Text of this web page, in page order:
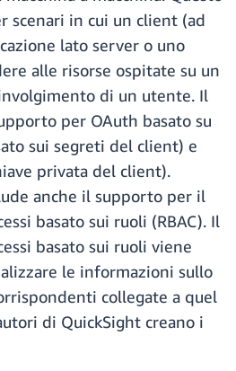
scenari in cui un client (ad
lato server o uno
alle risorse ospitate su un
di un utente. Il
per OAuth basato su
sui segreti del client) e
privata del client).
anche il supporto per il
basato sui ruoli (RBAC). Il
basato sui ruoli viene
le informazioni sullo
collegate a quel
di QuickSight creano i